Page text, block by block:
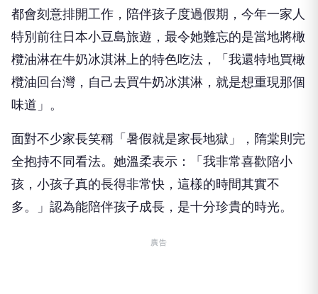
都會刻意排開工作，陪伴孩子度過假期，今年一家人
特別前往日本小豆島旅遊，最令她難忘的是當地將橄
欖油淋在牛奶冰淇淋上的特色吃法，「我還特地買橄
欖油回台灣，自己去買牛奶冰淇淋，就是想重現那個
味道」。
面對不少家長笑稱「暑假就是家長地獄」，隋棠則完
全抱持不同看法。她溫柔表示：「我非常喜歡陪小
孩，小孩子真的長得非常快，這樣的時間其實不
多。」認為能陪伴孩子成長，是十分珍貴的時光。
廣告